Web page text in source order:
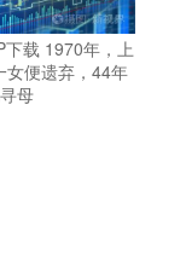
载 1970年，上
女便遗弃，44年
母